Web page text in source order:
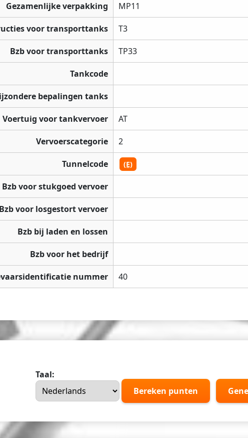
Gezamenlijke verpakking MP11
voor transporttanks T3
Bzb voor transporttanks TP33
Tankcode
bepalingen tanks
Voertuig voor tankvervoer AT
Vervoerscategorie 2
Tunnelcode (E)
Bzb voor stukgoed vervoer
voor losgestort vervoer
Bzb bij laden en lossen
Bzb voor het bedrijf
nummer 40
Taal:
Bereken punten